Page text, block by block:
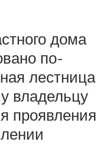
дома
по-
лестница
владельцу
проявления